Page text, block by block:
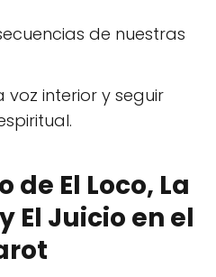
de nuestras
voz interior y seguir
de El Loco, La
El Juicio en el